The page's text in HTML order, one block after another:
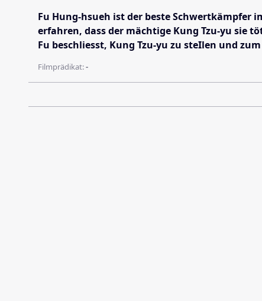
Fu Hung-hsueh ist der beste Schwertkämpfer
erfahren, dass der mächtige Kung Tzu-yu sie
Fu beschliesst, Kung Tzu-yu zu steIlen und
Filmprädikat:-